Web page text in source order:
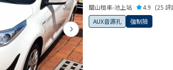
Next slide
關山租車-池上站 4.9 (25 評
AUX音源孔
強制險